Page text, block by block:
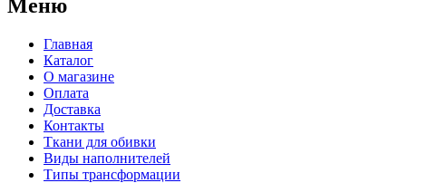
Меню
Главная
Каталог
О магазине
Оплата
Доставка
Контакты
Ткани для обивки
Виды наполнителей
Типы трансформации